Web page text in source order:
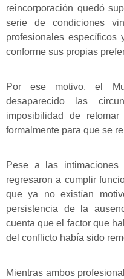
reincorporación quedó
serie de condiciones
profesionales
conforme sus propias
Por ese motivo, el
desaparecido las
imposibilidad de
formalmente para que se
Pese a las intimaciones
regresaron a cumplir
que ya no existían
persistencia de la
cuenta que el factor que
del conflicto había sido
Mientras ambos